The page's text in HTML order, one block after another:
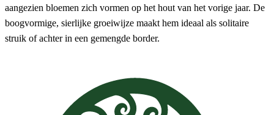
aangezien bloemen zich vormen op het hout van het vorige jaar. De
boogvormige, sierlijke groeiwijze maakt hem ideaal als solitaire
struik of achter in een gemengde border.